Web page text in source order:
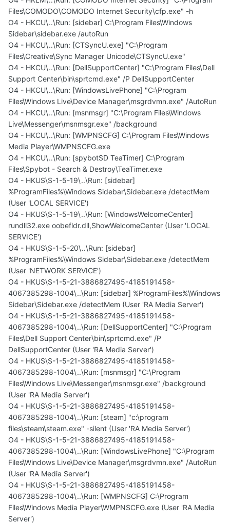
Files\COMODO\COMODO Internet Security\cfp.exe" -h
O4 - HKCU\..\Run: [sidebar] C:\Program Files\Windows
Sidebar\sidebar.exe /autoRun
O4 - HKCU\..\Run: [CTSyncU.exe] "C:\Program
Files\Creative\Sync Manager Unicode\CTSyncU.exe"
O4 - HKCU\..\Run: [DellSupportCenter] "C:\Program Files\Dell
Support Center\bin\sprtcmd.exe" /P DellSupportCenter
O4 - HKCU\..\Run: [WindowsLivePhone] "C:\Program
Files\Windows Live\Device Manager\msgrdvmn.exe" /AutoRun
O4 - HKCU\..\Run: [msnmsgr] "C:\Program Files\Windows
Live\Messenger\msnmsgr.exe" /background
O4 - HKCU\..\Run: [WMPNSCFG] C:\Program Files\Windows
Media Player\WMPNSCFG.exe
O4 - HKCU\..\Run: [spybotSD TeaTimer] C:\Program
Files\Spybot - Search & Destroy\TeaTimer.exe
O4 - HKUS\S-1-5-19\..\Run: [sidebar]
%ProgramFiles%\Windows Sidebar\Sidebar.exe /detectMem
(User 'LOCAL SERVICE')
O4 - HKUS\S-1-5-19\..\Run: [WindowsWelcomeCenter]
rundll32.exe oobefldr.dll,ShowWelcomeCenter (User 'LOCAL
SERVICE')
O4 - HKUS\S-1-5-20\..\Run: [sidebar]
%ProgramFiles%\Windows Sidebar\Sidebar.exe /detectMem
(User 'NETWORK SERVICE')
O4 - HKUS\S-1-5-21-3886827495-4185191458-
4067385298-1004\..\Run: [sidebar] %ProgramFiles%\Windows
Sidebar\Sidebar.exe /detectMem (User 'RA Media Server')
O4 - HKUS\S-1-5-21-3886827495-4185191458-
4067385298-1004\..\Run: [DellSupportCenter] "C:\Program
Files\Dell Support Center\bin\sprtcmd.exe" /P
DellSupportCenter (User 'RA Media Server')
O4 - HKUS\S-1-5-21-3886827495-4185191458-
4067385298-1004\..\Run: [msnmsgr] "C:\Program
Files\Windows Live\Messenger\msnmsgr.exe" /background
(User 'RA Media Server')
O4 - HKUS\S-1-5-21-3886827495-4185191458-
4067385298-1004\..\Run: [steam] "c:\program
files\steam\steam.exe" -silent (User 'RA Media Server')
O4 - HKUS\S-1-5-21-3886827495-4185191458-
4067385298-1004\..\Run: [WindowsLivePhone] "C:\Program
Files\Windows Live\Device Manager\msgrdvmn.exe" /AutoRun
(User 'RA Media Server')
O4 - HKUS\S-1-5-21-3886827495-4185191458-
4067385298-1004\..\Run: [WMPNSCFG] C:\Program
Files\Windows Media Player\WMPNSCFG.exe (User 'RA Media
Server')